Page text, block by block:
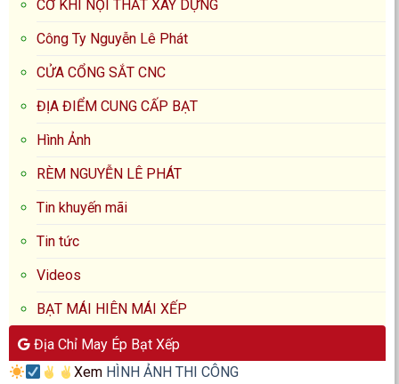
CƠ KHÍ NỘI THẤT XÂY DỰNG
Công Ty Nguyễn Lê Phát
CỬA CỔNG SẮT CNC
ĐỊA ĐIỂM CUNG CẤP BẠT
Hình Ảnh
RÈM NGUYỄN LÊ PHÁT
Tin khuyến mãi
Tin tức
Videos
BẠT MÁI HIÊN MÁI XẾP
Địa Chỉ May Ép Bạt Xếp
Xem HÌNH ẢNH THI CÔNG